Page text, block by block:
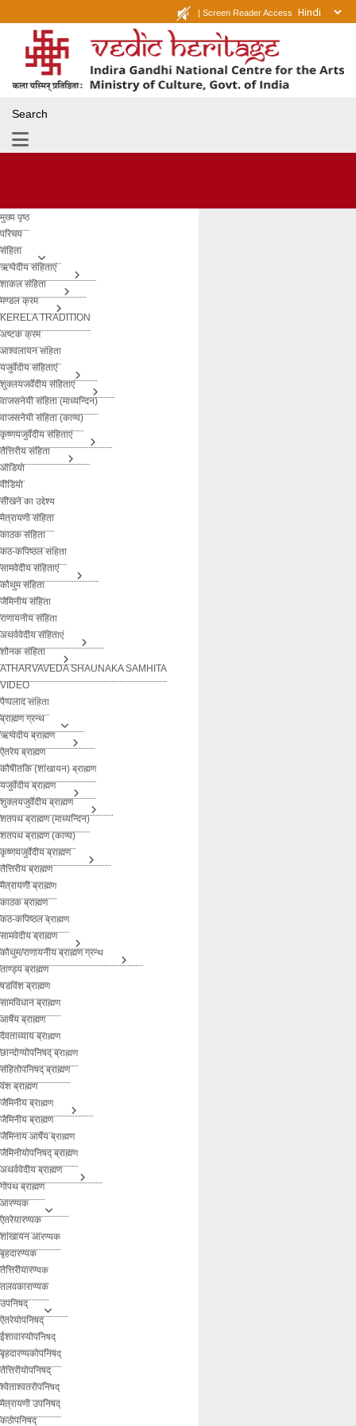
| Screen Reader Access
Search
मुख्य पृष्ठ
परिचय
संहिता
ऋग्वेदीय संहिताएं
शाकल संहिता
मण्डल क्रम
KERELA TRADITION
अष्टक क्रम
आश्वलायन संहिता
यजुर्वेदीय संहिताएं
शुक्लयजर्वेदीय संहिताएं
वाजसनेयी संहिता (माध्यन्दिन)
वाजसनेयी संहिता (काण्व)
कृष्णयजुर्वेदीय संहिताएं
तैत्तिरीय संहिता
ऑडियो
वीडियो
सीखने का उद्देश्य
मैत्रायणी संहिता
काठक संहिता
कठ-कपिष्ठल संहिता
सामवेदीय संहिताएं
कौथुम संहिता
जैमिनीय संहिता
राणायनीय संहिता
अथर्ववेदीय संहिताएं
शौनक संहिता
ATHARVAVEDA SHAUNAKA SAMHITA
VIDEO
पैप्पलाद संहिता
ब्राह्मण ग्रन्थ
ऋग्वेदीय ब्राह्मण
ऐतरेय ब्राह्मण
कौषीतकि (शांखायन) ब्राह्मण
यजुर्वेदीय ब्राह्मण
शुक्लयजुर्वेदीय ब्राह्मण
शतपथ ब्राह्मण (माध्यन्दिन)
शतपथ ब्राह्मण (काण्व)
कृष्णयजुर्वेदीय ब्राह्मण
तैत्तिरीय ब्राह्मण
मैत्रायणी ब्राह्मण
काठक ब्राह्मण
कठ-कपिष्ठल ब्राह्मण
सामवेदीय ब्राह्मण
कौथुम/राणायनीय ब्राह्मण ग्रन्थ
ताण्ड्य ब्राह्मण
षडविंश ब्राह्मण
सामविधान ब्राह्मण
आर्षेय ब्राह्मण
दैवताध्याय ब्राह्मण
छान्दोग्योपनिषद् ब्राह्मण
संहितोपनिषद् ब्राह्मण
वंश ब्राह्मण
जैमिनीय ब्राह्मण
जैमिनीय ब्राह्मण
जैमिनाय आर्षेय ब्राह्मण
जैमिनीयोपनिषद् ब्राह्मण
अथर्ववेदीय ब्राह्मण
गोपथ ब्राह्मण
आरण्यक
ऐतरेयारण्यक
शांखायन आरण्यक
बृहदारण्यक
तैत्तिरीयारण्यक
तलवकाराण्यक
उपनिषद्
ऐतरेयोपनिषद्
ईशावास्योपनिषद्
बृहदारण्यकोपनिषद्
तैत्तिरीयोपनिषद्
श्वेताश्वतरोपनिषद्
मैत्रायणी उपनिषद्
कठोपनिषद्